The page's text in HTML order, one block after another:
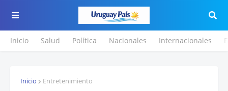
Inicio Salud Política Nacionales Internacionales
Inicio Entretenimiento